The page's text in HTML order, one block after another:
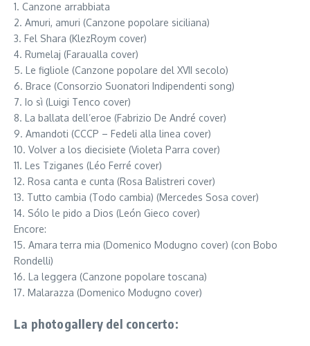
1. Canzone arrabbiata
2. Amuri, amuri (Canzone popolare siciliana)
3. Fel Shara (KlezRoym cover)
4. Rumelaj (Faraualla cover)
5. Le figliole (Canzone popolare del XVII secolo)
6. Brace (Consorzio Suonatori Indipendenti song)
7. Io sì (Luigi Tenco cover)
8. La ballata dell’eroe (Fabrizio De André cover)
9. Amandoti (CCCP – Fedeli alla linea cover)
10. Volver a los diecisiete (Violeta Parra cover)
11. Les Tziganes (Léo Ferré cover)
12. Rosa canta e cunta (Rosa Balistreri cover)
13. Tutto cambia (Todo cambia) (Mercedes Sosa cover)
14. Sólo le pido a Dios (León Gieco cover)
Encore:
15. Amara terra mia (Domenico Modugno cover) (con Bobo
Rondelli)
16. La leggera (Canzone popolare toscana)
17. Malarazza (Domenico Modugno cover)
La photogallery del concerto: